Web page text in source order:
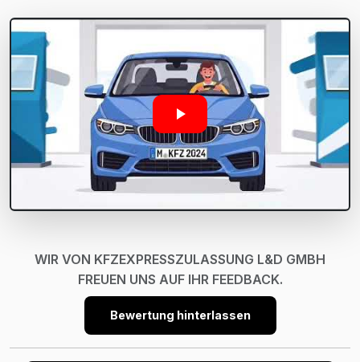
WIR VON KFZEXPRESSZULASSUNG L&D GMBH
FREUEN UNS AUF IHR FEEDBACK.
Bewertung hinterlassen